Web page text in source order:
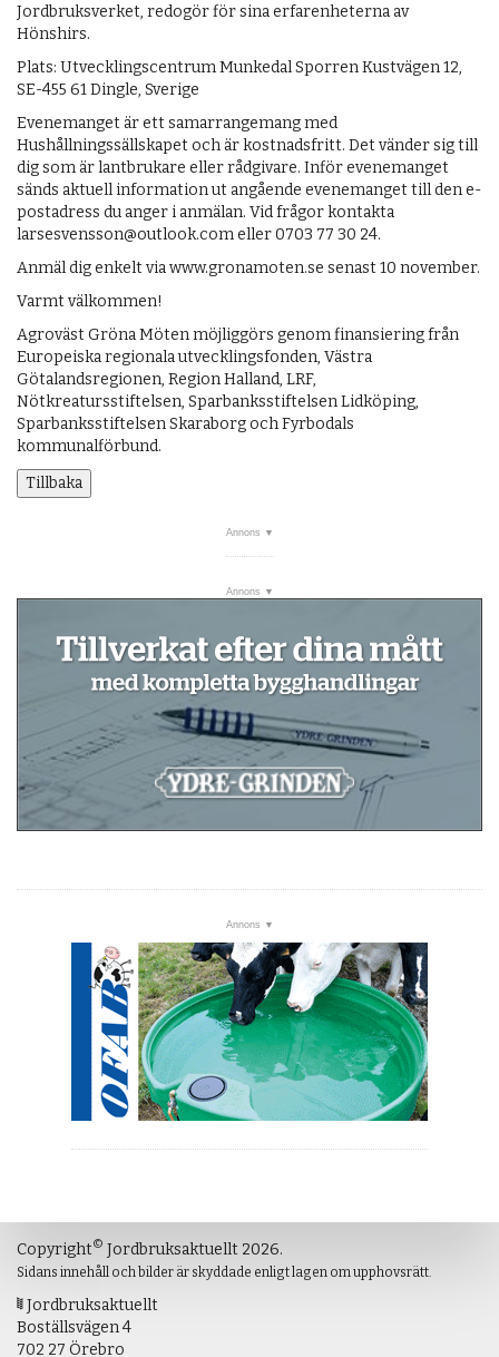
Jordbruksverket, redogör för sina erfarenheterna av
Hönshirs.
Plats: Utvecklingscentrum Munkedal Sporren Kustvägen 12,
SE-455 61 Dingle, Sverige
Evenemanget är ett samarrangemang med
Hushållningssällskapet och är kostnadsfritt. Det vänder sig till
dig som är lantbrukare eller rådgivare. Inför evenemanget
sänds aktuell information ut angående evenemanget till den e-
postadress du anger i anmälan. Vid frågor kontakta
larsesvensson@outlook.com eller 0703 77 30 24.
Anmäl dig enkelt via www.gronamoten.se senast 10 november.
Varmt välkommen!
Agroväst Gröna Möten möjliggörs genom finansiering från
Europeiska regionala utvecklingsfonden, Västra
Götalandsregionen, Region Halland, LRF,
Nötkreatursstiftelsen, Sparbanksstiftelsen Lidköping,
Sparbanksstiftelsen Skaraborg och Fyrbodals
kommunalförbund.
Tillbaka
Copyright© Jordbruksaktuellt 2026.
Sidans innehåll och bilder är skyddade enligt lagen om upphovsrätt.
Jordbruksaktuellt
Boställsvägen 4
702 27 Örebro